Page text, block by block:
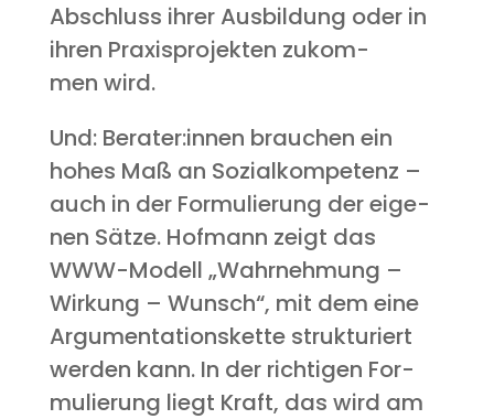
Abschluss ihrer Aus­bil­dung oder in
ihren Pra­xis­pro­jek­ten zukom­
men wird.
Und: Berater:innen brau­chen ein
hohes Maß an Sozi­al­kom­pe­tenz –
auch in der For­mu­lie­rung der eige­
nen Sät­ze. Hof­mann zeigt das
WWW-Modell „Wahr­neh­mung –
Wir­kung – Wunsch“, mit dem eine
Argu­men­ta­ti­ons­ket­te struk­tu­riert
wer­den kann. In der rich­ti­gen For­
mu­lie­rung liegt Kraft, das wird am